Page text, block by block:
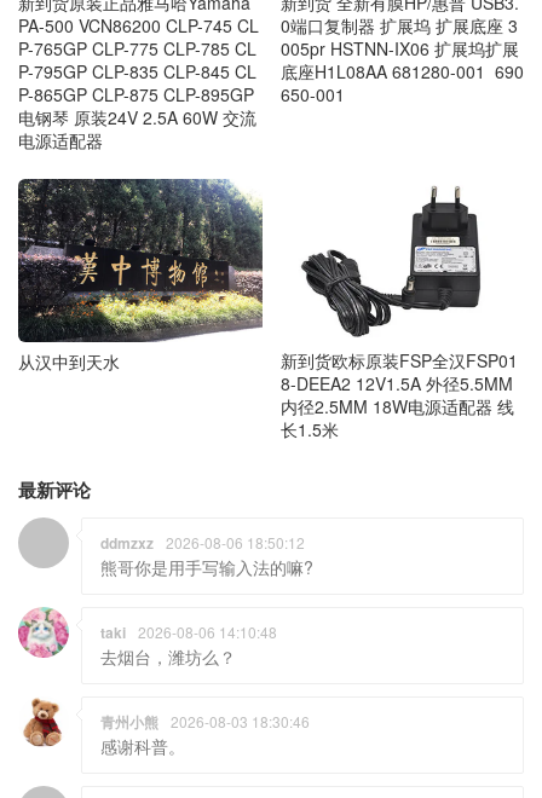
PA-500 VCN86200 CLP-745 CL
P-765GP CLP-775 CLP-785 CL
P-795GP CLP-835 CLP-845 CL
P-865GP CLP-875 CLP-895GP
电钢琴 原装24V 2.5A 60W 交流
电源适配器
0端口复制器 扩展坞 扩展底座 3
005pr HSTNN-IX06 扩展坞扩展
底座H1L08AA 681280-001 690
650-001
从汉中到天水
新到货欧标原装FSP全汉FSP01
8-DEEA2 12V1.5A 外径5.5MM
内径2.5MM 18W电源适配器 线
长1.5米
最新评论
ddmzxz 2026-08-06 18:50:12
熊哥你是用手写输入法的嘛?
taki 2026-08-06 14:10:48
去烟台，潍坊么？
青州小熊 2026-08-03 18:30:46
感谢科普。